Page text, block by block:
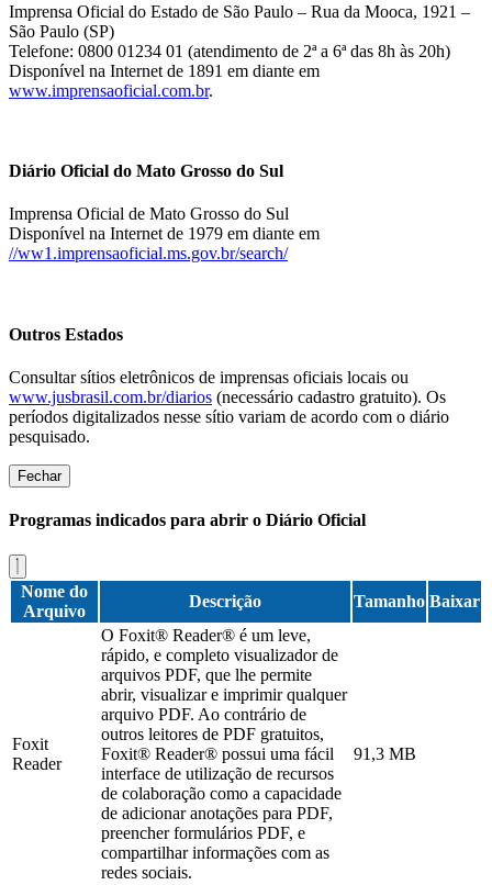
Imprensa Oficial do Estado de São Paulo – Rua da Mooca, 1921 –
São Paulo (SP)
Telefone: 0800 01234 01 (atendimento de 2ª a 6ª das 8h às 20h)
Disponível na Internet de 1891 em diante em
www.imprensaoficial.com.br.
Diário Oficial do Mato Grosso do Sul
Imprensa Oficial de Mato Grosso do Sul
Disponível na Internet de 1979 em diante em
//ww1.imprensaoficial.ms.gov.br/search/
Outros Estados
Consultar sítios eletrônicos de imprensas oficiais locais ou
www.jusbrasil.com.br/diarios (necessário cadastro gratuito). Os
períodos digitalizados nesse sítio variam de acordo com o diário
pesquisado.
Fechar
Programas indicados para abrir o Diário Oficial
Nome do
Arquivo
Descrição Tamanho Baixar
Foxit
Reader
O Foxit® Reader® é um leve,
rápido, e completo visualizador de
arquivos PDF, que lhe permite
abrir, visualizar e imprimir qualquer
arquivo PDF. Ao contrário de
outros leitores de PDF gratuitos,
Foxit® Reader® possui uma fácil
interface de utilização de recursos
de colaboração como a capacidade
de adicionar anotações para PDF,
preencher formulários PDF, e
compartilhar informações com as
redes sociais.
91,3 MB